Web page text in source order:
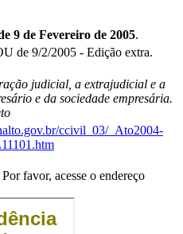
9 de Fevereiro de 2005.
de 9/2/2005 - Edição extra.
judicial, a extrajudicial e a
e da sociedade empresária.
ccivil_03/_Ato2004-
favor, acesse o endereço